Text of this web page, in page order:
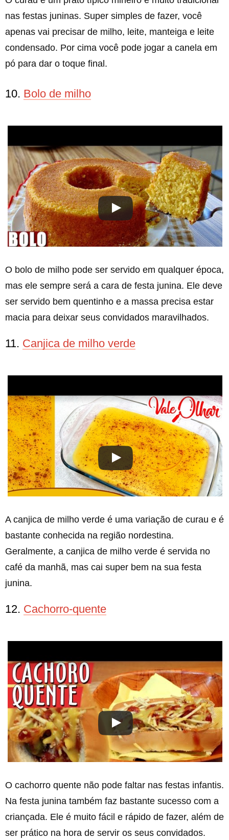
nas festas juninas. Super simples de fazer, você
apenas vai precisar de milho, leite, manteiga e leite
condensado. Por cima você pode jogar a canela em
pó para dar o toque final.
10. Bolo de milho
O bolo de milho pode ser servido em qualquer época,
mas ele sempre será a cara de festa junina. Ele deve
ser servido bem quentinho e a massa precisa estar
macia para deixar seus convidados maravilhados.
11. Canjica de milho verde
A canjica de milho verde é uma variação de curau e é
bastante conhecida na região nordestina.
Geralmente, a canjica de milho verde é servida no
café da manhã, mas cai super bem na sua festa
junina.
12. Cachorro-quente
O cachorro quente não pode faltar nas festas infantis.
Na festa junina também faz bastante sucesso com a
criançada. Ele é muito fácil e rápido de fazer, além de
ser prático na hora de servir os seus convidados.